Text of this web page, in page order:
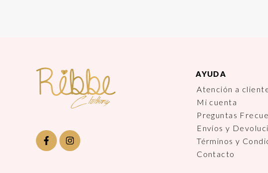
AYUDA
Atención a
Mi cuenta
Preguntas
Envíos y
Términos y
Contacto